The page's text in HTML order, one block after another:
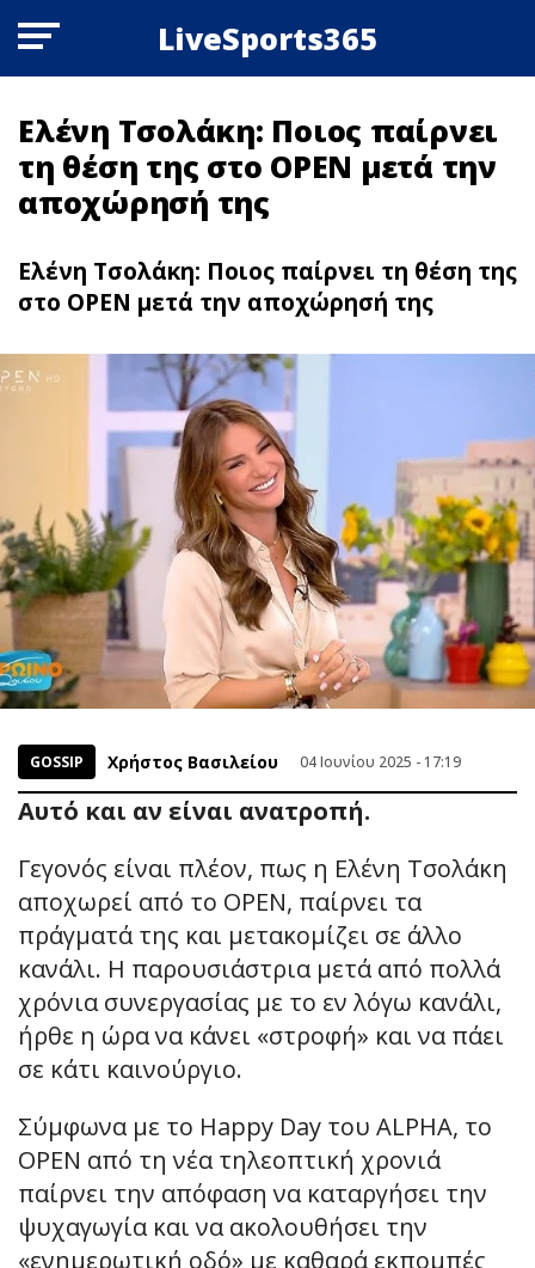
LiveSports365
Ελένη Τσολάκη: Ποιος παίρνει
τη θέση της στο OPEN μετά την
αποχώρησή της
Ελένη Τσολάκη: Ποιος παίρνει τη θέση της
στο OPEN μετά την αποχώρησή της
GOSSIP Χρήστος Βασιλείου 04 Ιουνίου 2025 - 17:19
Αυτό και αν είναι ανατροπή.
Γεγονός είναι πλέον, πως η Ελένη Τσολάκη
αποχωρεί από το OPEN, παίρνει τα
πράγματά της και μετακομίζει σε άλλο
κανάλι. Η παρουσιάστρια μετά από πολλά
χρόνια συνεργασίας με το εν λόγω κανάλι,
ήρθε η ώρα να κάνει «στροφή» και να πάει
σε κάτι καινούργιο.
Σύμφωνα με το Happy Day του ALPHA, το
OPEN από τη νέα τηλεοπτική χρονιά
παίρνει την απόφαση να καταργήσει την
ψυχαγωγία και να ακολουθήσει την
«ενημερωτική οδό» με καθαρά εκπομπές